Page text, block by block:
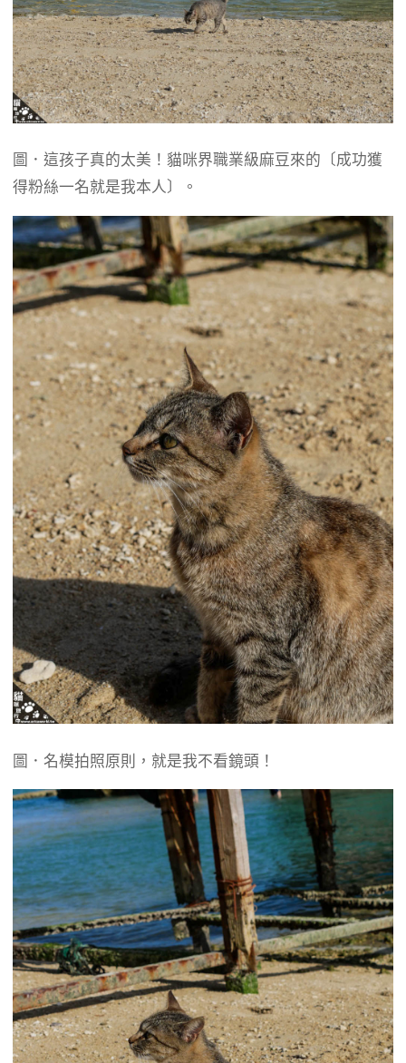
圖．這孩子真的太美！貓咪界職業級麻豆來的〔成功獲
得粉絲一名就是我本人〕。
圖．名模拍照原則，就是我不看鏡頭！